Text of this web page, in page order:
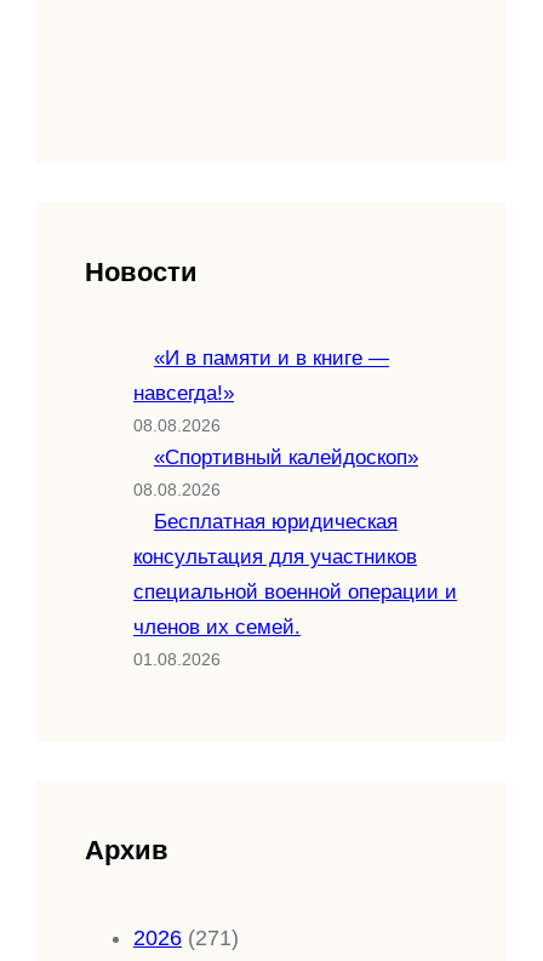
Новости
«И в памяти и в книге —
навсегда!»
08.08.2026
«Спортивный калейдоскоп»
08.08.2026
Бесплатная юридическая
консультация для участников
специальной военной операции и
членов их семей.
01.08.2026
Архив
2026 (271)